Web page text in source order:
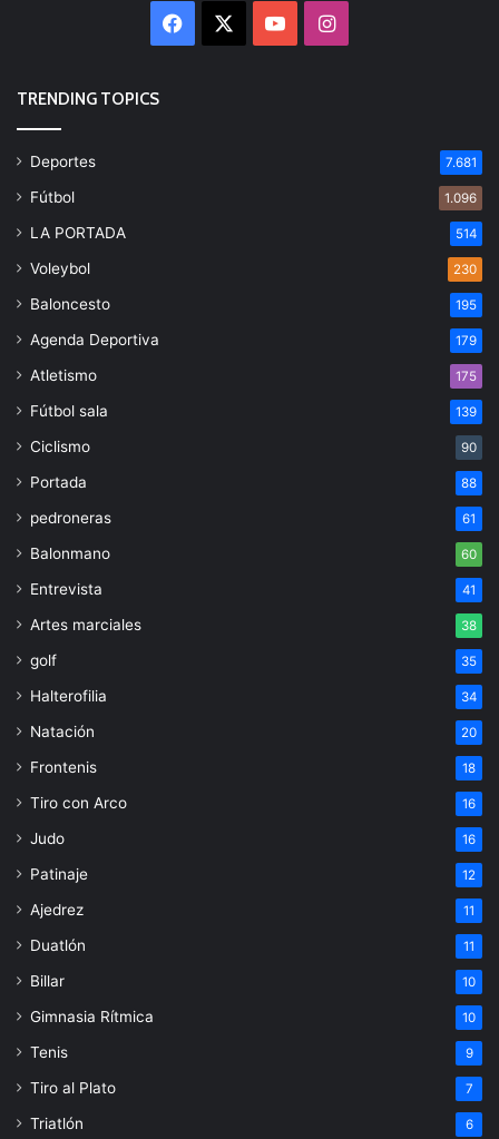
Facebook YouTubeInstagram
TRENDING TOPICS
Deportes 7.681
Fútbol 1.096
LA PORTADA 514
Voleybol 230
Baloncesto 195
Agenda Deportiva 179
Atletismo 175
Fútbol sala 139
Ciclismo 90
Portada 88
pedroneras 61
Balonmano 60
Entrevista 41
Artes marciales 38
golf 35
Halterofilia 34
Natación 20
Frontenis 18
Tiro con Arco 16
Judo 16
Patinaje 12
Ajedrez 11
Duatlón 11
Billar 10
Gimnasia Rítmica 10
Tenis 9
Tiro al Plato 7
Triatlón 6